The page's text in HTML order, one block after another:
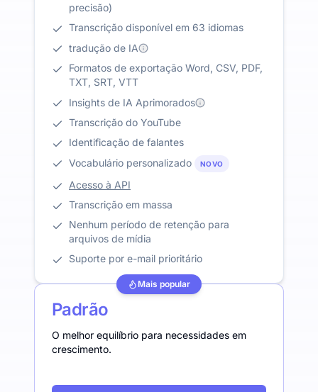
precisão)
Transcrição disponível em 63 idiomas
tradução de IA
Formatos de exportação Word, CSV, PDF,
TXT, SRT, VTT
Insights de IA Aprimorados
Transcrição do YouTube
Identificação de falantes
Vocabulário personalizado
NOVO
Acesso à API
Transcrição em massa
Nenhum período de retenção para
arquivos de mídia
Suporte por e-mail prioritário
Mais popular
Padrão
O melhor equilíbrio para necessidades em
crescimento.